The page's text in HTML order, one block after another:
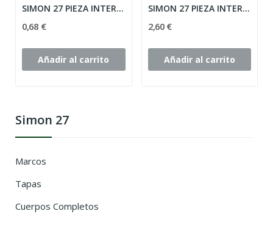
Simon 27
Marcos
Tapas
Cuerpos Completos
SIMON 27 PIEZA INTERMEDIA ROJO MODELO ANCHO...
0,68 €
Añadir al carrito
SIMON 27 PIEZA INTERMEDIA NIQUEL MODELO ANCHO...
2,60 €
Añadir al carrito